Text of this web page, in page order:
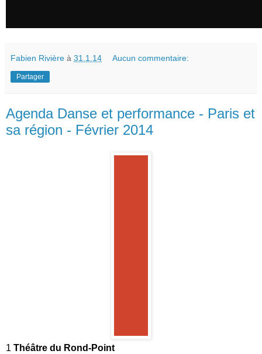
Fabien Rivière à 31.1.14 Aucun commentaire:
Partager
Agenda Danse et performance - Paris et
sa région - Février 2014
1 Théâtre du Rond-Point